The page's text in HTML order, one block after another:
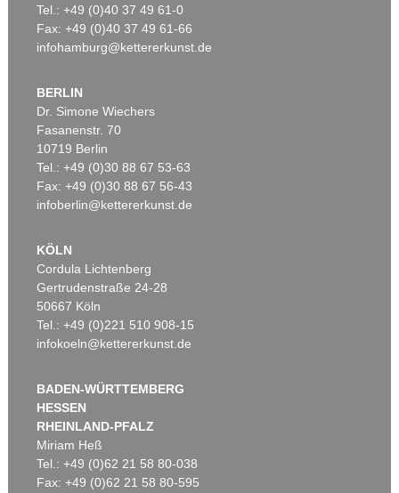
Tel.: +49 (0)40 37 49 61-0
Fax: +49 (0)40 37 49 61-66
infohamburg@kettererkunst.de
BERLIN
Dr. Simone Wiechers
Fasanenstr. 70
10719 Berlin
Tel.: +49 (0)30 88 67 53-63
Fax: +49 (0)30 88 67 56-43
infoberlin@kettererkunst.de
KÖLN
Cordula Lichtenberg
Gertrudenstraße 24-28
50667 Köln
Tel.: +49 (0)221 510 908-15
infokoeln@kettererkunst.de
BADEN-WÜRTTEMBERG
HESSEN
RHEINLAND-PFALZ
Miriam Heß
Tel.: +49 (0)62 21 58 80-038
Fax: +49 (0)62 21 58 80-595